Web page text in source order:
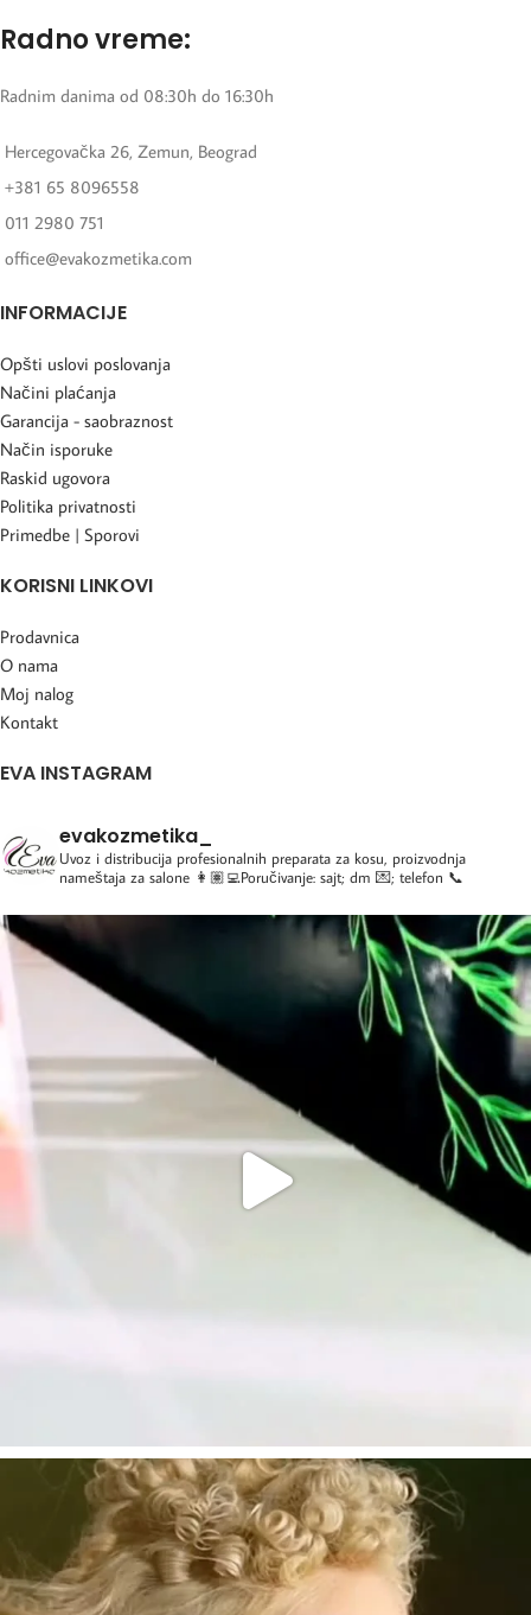
Radno vreme:
Radnim danima od 08:30h do 16:30h
Hercegovačka 26, Zemun, Beograd
+381 65 8096558
011 2980 751
office@evakozmetika.com
INFORMACIJE
Opšti uslovi poslovanja
Načini plaćanja
Garancija - saobraznost
Način isporuke
Raskid ugovora
Politika privatnosti
Primedbe | Sporovi
KORISNI LINKOVI
Prodavnica
O nama
Moj nalog
Kontakt
EVA INSTAGRAM
evakozmetika_
Uvoz i distribucija profesionalnih preparata za kosu, proizvodnja
nameštaja za salone 👩🏽‍💻Poručivanje: sajt; dm 💌; telefon 📞